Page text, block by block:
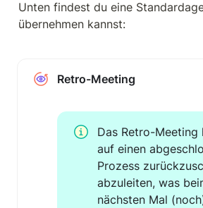
Unten findest du eine
übernehmen kannst:
Retro-Meeting
Das Retro-
auf einen
Prozess
abzuleiten, was
nächsten Mal